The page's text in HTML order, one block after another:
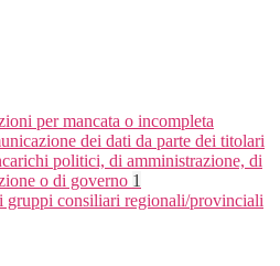
per mancata o incompleta
dei dati da parte dei titolari
politici, di amministrazione, di
o di governo 1
gruppi consiliari regionali/provinciali